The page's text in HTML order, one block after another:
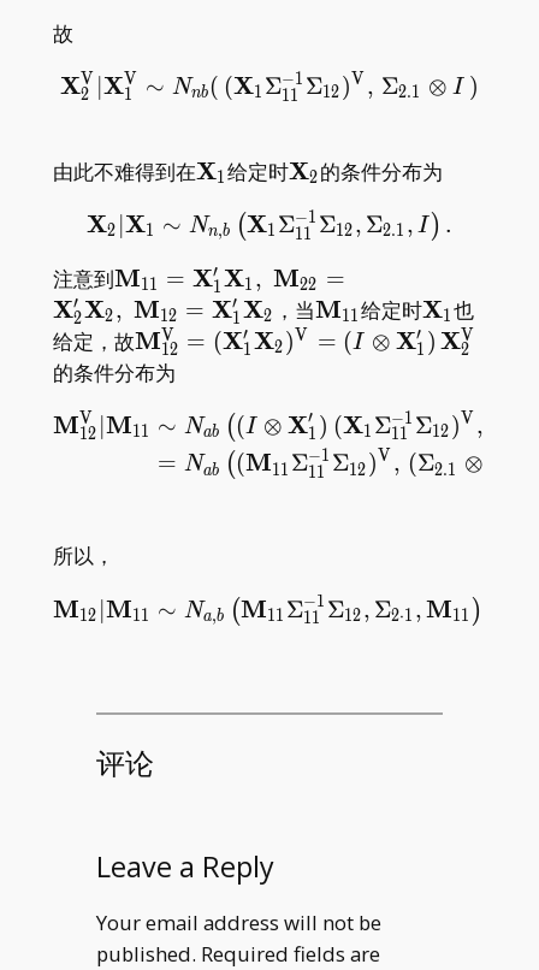
故
\mathbf{X} _
X2
V X1
V ∼ Nnb ( (X1 Σ11
−1 Σ12 )V , Σ2.1 ⊗ I )
由此不难得到在\mathbf{X}
X1给定时\mathbf{X}
X2的条件分布为
\mathbf{X} _
X2 X1 ∼ Nn,b (X1 Σ11
−1 Σ12 , Σ2.1 , I ) .
注意到\mathbf{M} _
{11}=\mathbf{X}^\prime
_ 1\mathbf{X} _ 1,\;
\mathbf{M} _
{22}=\mathbf{X}^\prime
_ 2\mathbf{X} _ 2,\;
\mathbf{M} _
{12}=\mathbf{X}^\prime
M11 = X1
′ X1 , M22 =
X2
′ X2, M12 = X1
′ X2 ，当\mathbf{M}
_ {11}
M11给定时
_ 1
X1也
给定，故\mathbf{M} _
{12}^{\mathrm{V}}=
1\mathbf{X} _
2)^{\mathrm{V}}=\left(I\otimes
\mathbf{X}^\prime _
M12
V = (X1
′ X2)V = (I ⊗ X1
′ ) X2
V
的条件分布为
\begin{aligned}
M12
V M11 ∼ Nab ((I ⊗ X1
′ ) (X1 Σ11
−1 Σ12)V,
= Nab ( (M11 Σ11
−1 Σ12 )V, (Σ2.1 ⊗
所以，
\mathbf{M} _
M12 M11 ∼ Na,b (M11 Σ11
−1 Σ12, Σ2⋅1 ,M11 )
评论
Leave a Reply
Your email address will not be
published. Required fields are